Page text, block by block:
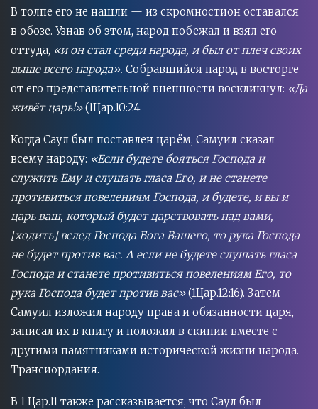
В толпе его не нашли — из скромностион оставался
в обозе. Узнав об этом, народ побежал и взял его
оттуда, «и он стал среди народа, и был от плеч своих
выше всего народа». Собравшийся народ в восторге
от его представительной внешности воскликнул: «Да
живёт царь!»(1Цар.10:24
Когда Саул был поставлен царём, Самуил сказал
всему народу: «Если будете бояться Господа и
служить Ему и слушать гласа Его, и не станете
противиться повелениям Господа, и будете, и вы и
царь ваш, который будет царствовать над вами,
[ходить] вслед Господа Бога Вашего, то рука Господа
не будет против вас. А если не будете слушать гласа
Господа и станете противиться повелениям Его, то
рука Господа будет против вас»(1Цар.12:16). Затем
Самуил изложил народу права и обязанности царя,
записал их в книгу и положил в скинии вместе с
другими памятниками исторической жизни народа.
Трансиордания.
В 1 Цар.11 также рассказывается, что Саул был